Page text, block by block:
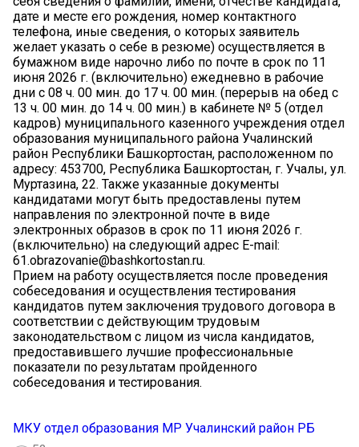
дате и месте его рождения, номер контактного
телефона, иные сведения, о которых заявитель
желает указать о себе в резюме) осуществляется в
бумажном виде нарочно либо по почте в срок по 11
июня 2026 г. (включительно) ежедневно в рабочие
дни с 08 ч. 00 мин. до 17 ч. 00 мин. (перерыв на обед с
13 ч. 00 мин. до 14 ч. 00 мин.) в кабинете № 5 (отдел
кадров) муниципального казенного учреждения отдел
образования муниципального района Учалинский
район Республики Башкортостан, расположенном по
адресу: 453700, Республика Башкортостан, г. Учалы, ул.
Муртазина, 22. Также указанные документы
кандидатами могут быть предоставлены путем
направления по электронной почте в виде
электронных образов в срок по 11 июня 2026 г.
(включительно) на следующий адрес E-mail:
61.obrazovanie@bashkortostan.ru.
Прием на работу осуществляется после проведения
собеседования и осуществления тестирования
кандидатов путем заключения трудового договора в
соответствии с действующим трудовым
законодательством с лицом из числа кандидатов,
предоставившего лучшие профессиональные
показатели по результатам пройденного
собеседования и тестирования.
МКУ отдел образования МР Учалинский район РБ